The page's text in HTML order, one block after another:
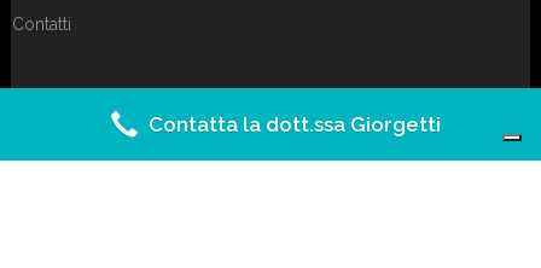
Contatti
Contatta la dott.ssa Giorgetti